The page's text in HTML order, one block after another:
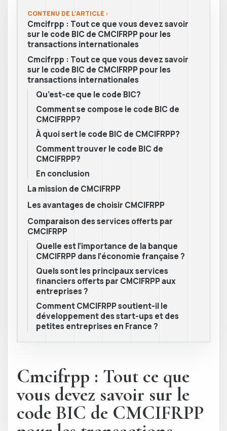
CONTENU DE L'ARTICLE :
Cmcifrpp : Tout ce que vous devez savoir
sur le code BIC de CMCIFRPP pour les
transactions internationales
Cmcifrpp : Tout ce que vous devez savoir
sur le code BIC de CMCIFRPP pour les
transactions internationales
Qu’est-ce que le code BIC?
Comment se compose le code BIC de
CMCIFRPP?
À quoi sert le code BIC de CMCIFRPP?
Comment trouver le code BIC de
CMCIFRPP?
En conclusion
La mission de CMCIFRPP
Les avantages de choisir CMCIFRPP
Comparaison des services offerts par
CMCIFRPP
Quelle est l’importance de la banque
CMCIFRPP dans l’économie française ?
Quels sont les principaux services
financiers offerts par CMCIFRPP aux
entreprises ?
Comment CMCIFRPP soutient-il le
développement des start-ups et des
petites entreprises en France ?
Cmcifrpp : Tout ce que
vous devez savoir sur le
code BIC de CMCIFRPP